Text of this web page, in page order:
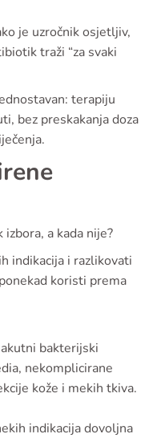
je uzročnik osjetljiv,
traži “za svaki
terapiju
bez preskakanja doza
a kada nije?
indikacija i razlikovati
koristi prema
bakterijski
nekomplicirane
kože i mekih tkiva.
indikacija dovoljna